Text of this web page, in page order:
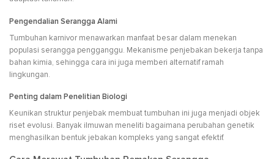
Pengendalian Serangga Alami
Tumbuhan karnivor menawarkan manfaat besar dalam menekan
populasi serangga pengganggu. Mekanisme penjebakan bekerja tanpa
bahan kimia, sehingga cara ini juga memberi alternatif ramah
lingkungan.
Penting dalam Penelitian Biologi
Keunikan struktur penjebak membuat tumbuhan ini juga menjadi objek
riset evolusi. Banyak ilmuwan meneliti bagaimana perubahan genetik
menghasilkan bentuk jebakan kompleks yang sangat efektif.